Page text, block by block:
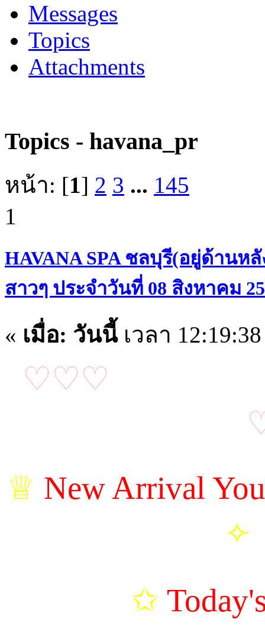
Messages
Topics
Attachments
Topics - havana_pr
หน้า: [1] 2 3 ... 145
1
HAVANA SPA ชลบุรี(อยู่ด้านห
สาวๆ ประจำวันที่ 08 สิงหาคม
« เมื่อ: วันนี้เวลา
♡♡♡
♕ New Arrival
⟣
✩